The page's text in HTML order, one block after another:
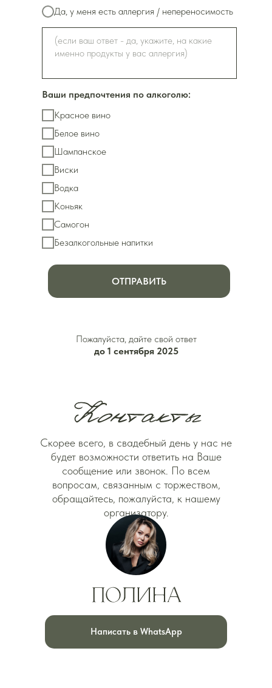
Да, у меня есть аллергия / непереносимость
Ваши предпочтения по алкоголю:
Красное вино
Белое вино
Шампанское
Виски
Водка
Коньяк
Самогон
Безалкогольные напитки
ОТПРАВИТЬ
Пожалуйста, дайте свой ответ
до 1 сентября 2025
Скорее всего, в свадебный день у нас не
будет возможности ответить на Ваше
сообщение или звонок. По всем
вопросам, связанным с торжеством,
обращайтесь, пожалуйста, к нашему
организатору.
Написать в WhatsApp